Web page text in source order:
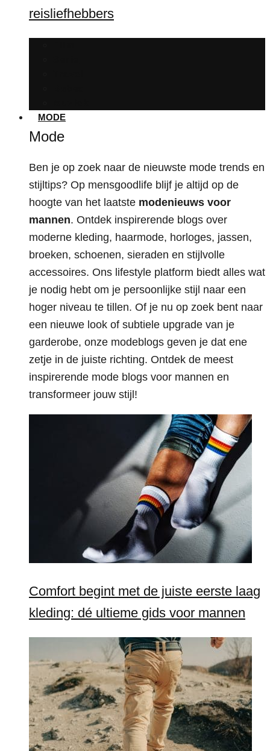
reisliefhebbers
MODE
Mode
Ben je op zoek naar de nieuwste mode trends en
stijltips? Op mensgoodlife blijf je altijd op de
hoogte van het laatste modenieuws voor
mannen. Ontdek inspirerende blogs over
moderne kleding, haarmode, horloges, jassen,
broeken, schoenen, sieraden en stijlvolle
accessoires. Ons lifestyle platform biedt alles wat
je nodig hebt om je persoonlijke stijl naar een
hoger niveau te tillen. Of je nu op zoek bent naar
een nieuwe look of subtiele upgrade van je
garderobe, onze modeblogs geven je dat ene
zetje in de juiste richting. Ontdek de meest
inspirerende mode blogs voor mannen en
transformeer jouw stijl!
Comfort begint met de juiste eerste laag
kleding: dé ultieme gids voor mannen